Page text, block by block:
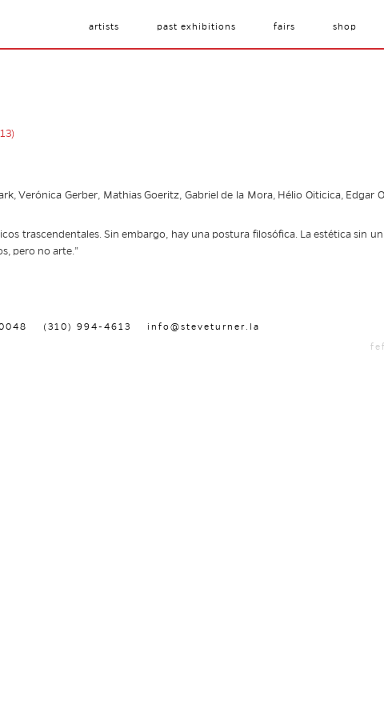
artists past exhibitions fairs shop
Verónica Gerber, Mathias Goeritz, Gabriel de la Mora, Hélio Oiticica, Edgar
trascendentales. Sin embargo, hay una postura filosófica. La estética sin
pero no arte.”
(310) 994-4613 info@steveturner.la